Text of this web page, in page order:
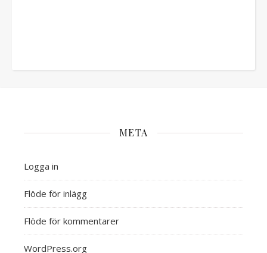
META
Logga in
Flöde för inlägg
Flöde för kommentarer
WordPress.org